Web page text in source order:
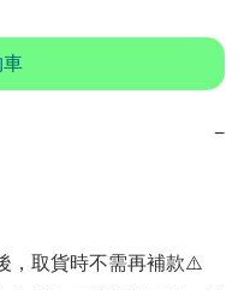
車
−
，取貨時不需再補款⚠️